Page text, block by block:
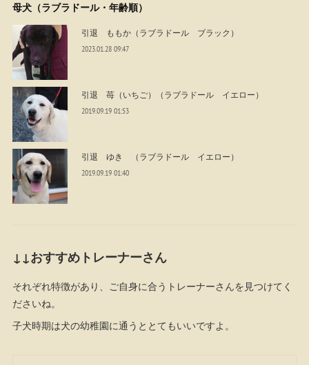
母犬（ラブラドール・年齢順）
引退 ももか（ラブラドール ブラック）
2023.01.28 09:47
引退 苺（いちご）（ラブラドール イエロー）
2019.09.19 01:53
引退 ゆき （ラブラドール イエロー）
2019.09.19 01:40
↓↓おすすめトレーナーさん
それぞれ特徴があり、ご自身に合うトレーナーさんを見つけてく
ださいね。
子犬時期は犬の幼稚園に通うととてもいいですよ。